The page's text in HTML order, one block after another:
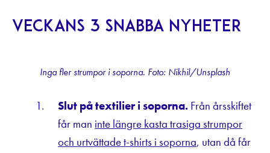
Veckans 3 snabba nyheter
Inga fler strumpor i soporna. Foto: Nikhil/Unsplash
Slut på textilier i soporna. Från årsskiftet
får man inte längre kasta trasiga strumpor
och urtvättade t-shirts i soporna, utan då får